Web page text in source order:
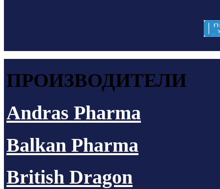
ПРОИЗВОДИТЕЛИ
Andras Pharma
Balkan Pharma
British Dragon